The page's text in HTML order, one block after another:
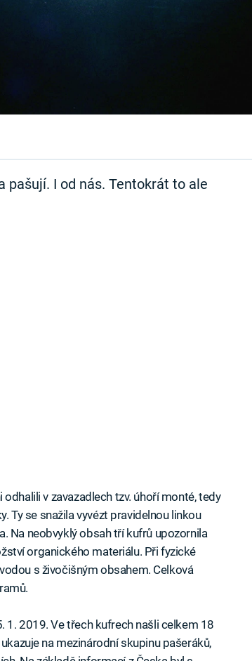
pašují. I od nás. Tentokrát to ale
odhalili v zavazadlech tzv. úhoří monté, tedy
Ty se snažila vyvézt pravidelnou linkou
Na neobvyklý obsah tří kufrů upozornila
organického materiálu. Při fyzické
s živočišným obsahem. Celková
1. 2019. Ve třech kufrech našli celkem 18
na mezinárodní skupinu pašeráků,